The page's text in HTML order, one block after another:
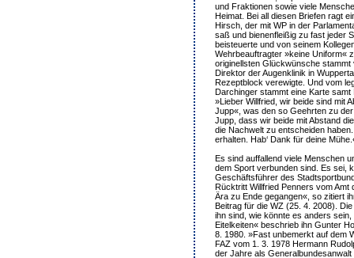
und Fraktionen sowie viele
Heimat. Bei all diesen Briefen ragt
Hirsch, der mit WP in der
saß und bienenfleißig zu fast jeder
beisteuerte und von seinem
Wehrbeauftragter »keine Uniform«
originellsten Glückwünsche
Direktor der Augenklinik in
Rezeptblock verewigte. Und vom
Darchinger stammt eine Karte
»Lieber Willfried, wir beide sind mit
Jupp«, was den so Geehrten zu
Jupp, dass wir beide mit Abstand
die Nachwelt zu entscheiden
erhalten. Hab‘ Dank für deine
Es sind auffallend viele Menschen
dem Sport verbunden sind. Es sei,
Geschäftsführer des
Rücktritt Willfried Penners vom Amt
Ära zu Ende gegangen«, so zitiert
Beitrag für die WZ (25. 4. 2008).
ihn sind, wie könnte es anders
Eitelkeiten« beschrieb ihn Gunter
8. 1980. »Fast unbemerkt auf dem
FAZ vom 1. 3. 1978 Hermann
der Jahre als